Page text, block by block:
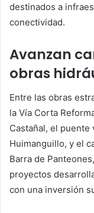
destinados a
conectividad.
Avanzan
obras
Entre las obras
la Vía Corta
Castañal, el puente
Huimanguillo, y el
Barra de
proyectos
con una inversión